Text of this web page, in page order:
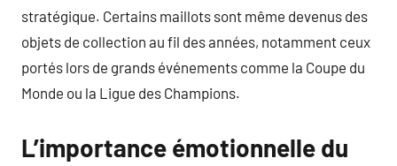
stratégique. Certains maillots sont même devenus des
objets de collection au fil des années, notamment ceux
portés lors de grands événements comme la Coupe du
Monde ou la Ligue des Champions.
L’importance émotionnelle du